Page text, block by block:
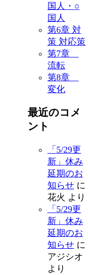
国人・○
国人
第6章 対
策 対応策
第7章
流転
第8章
変化
最近のコメ
ント
「5/29更
新」休み
延期のお
知らせに
花火 より
「5/29更
新」休み
延期のお
知らせに
アジシオ
より